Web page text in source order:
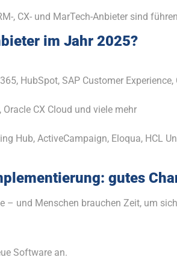
, CX- und MarTech-Anbieter sind
im Jahr 2025?
HubSpot, SAP Customer Experience,
CX Cloud und viele mehr
Hub, ActiveCampaign, Eloqua, HCL
gutes
– und Menschen brauchen Zeit, um
Software an.